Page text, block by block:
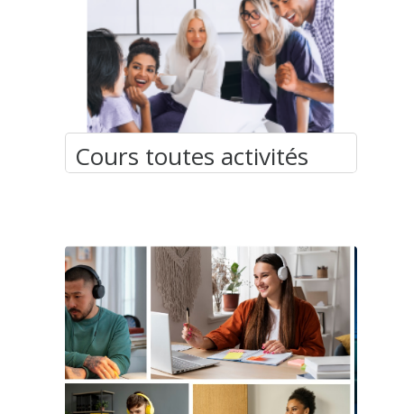
Cours toutes activités
vehebant per flumen, Isauri quidem
alimentorum copiis adfluebant, ipsi vero
solitarum rerum cibos iam consumendo
inediae propinquantis aerumnas exitialis
horrebant. Programme :…